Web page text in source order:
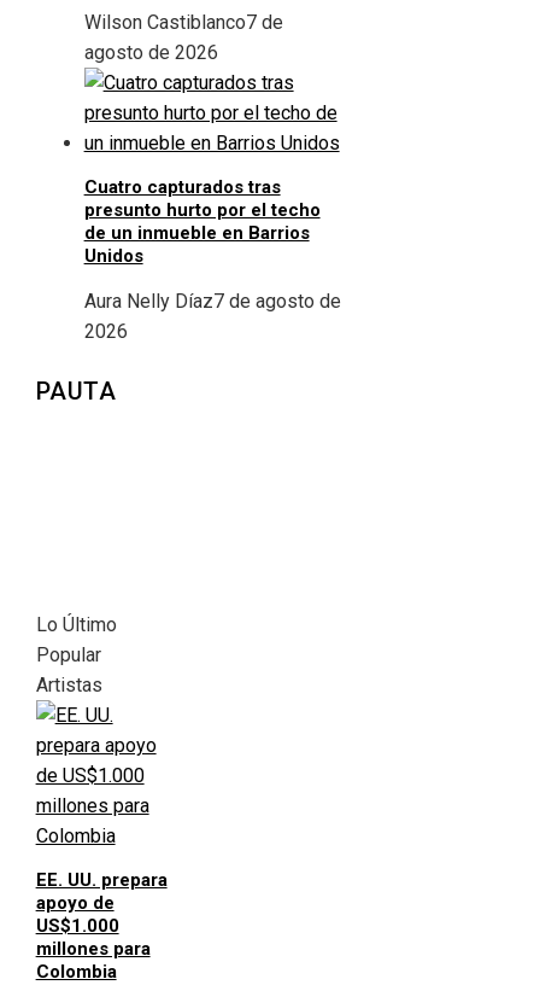
Wilson Castiblanco7 de
agosto de 2026
Cuatro capturados tras
presunto hurto por el techo
de un inmueble en Barrios
Unidos
Aura Nelly Díaz7 de agosto de
2026
PAUTA
Lo Último
Popular
Artistas
EE. UU. prepara
apoyo de
US$1.000
millones para
Colombia